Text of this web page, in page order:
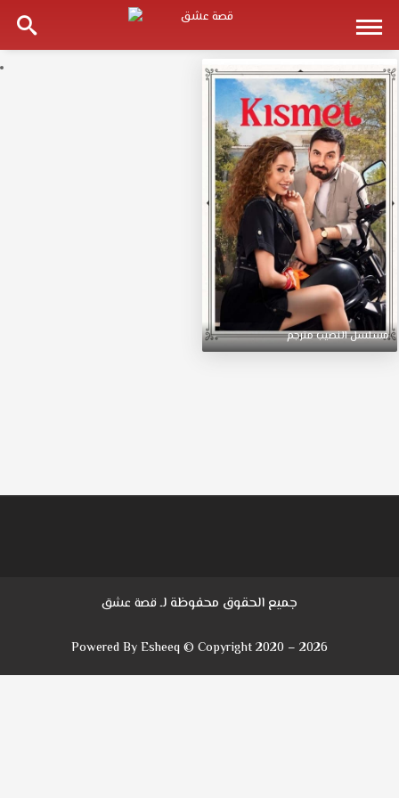
مسلسلالنصيبمترجم
جميع الحقوق محفوظة لـقصة عشق
Powered By Esheeq © Copyright 2020 – 2026